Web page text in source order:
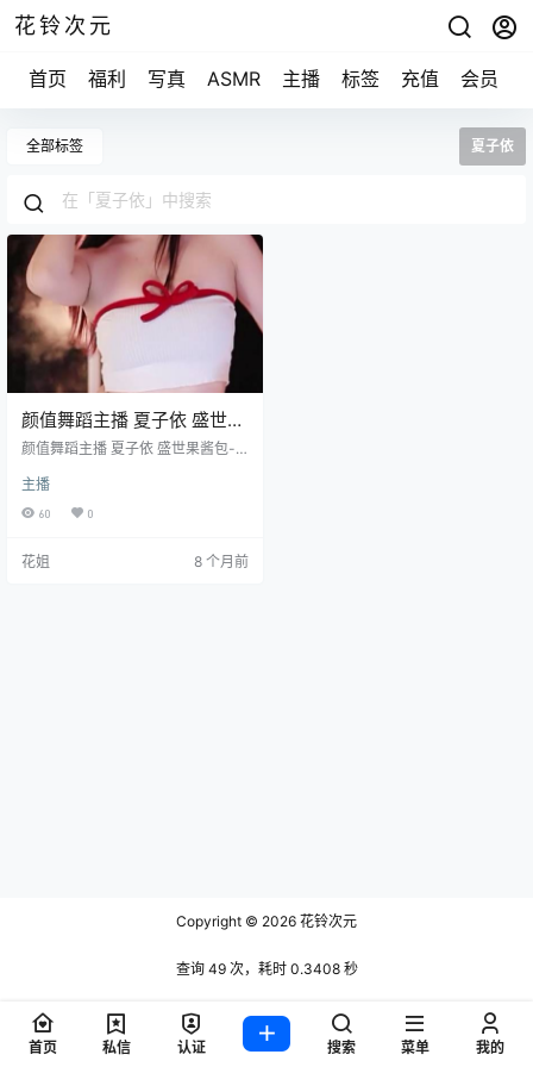
花铃次元
首页 福利 写真 ASMR 主播 标签 充值 会员
全部标签 夏子依
颜值舞蹈主播 夏子依 盛世果
酱包-精选整理热舞合集
颜值舞蹈主播 夏子依 盛世果酱包-
主播
60 0
花姐 8 个月前
Copyright © 2026 花铃次元
查询 49 次，耗时 0.3408 秒
首页 私信 认证 搜索 菜单 我的